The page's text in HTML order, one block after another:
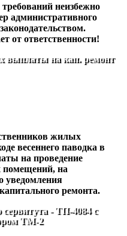
неизбежно
административного
от ответственности!
выплаты на кап. ремонт
жилых
весеннего паводка в
на проведение
помещений, на
уведомления
ремонта.
сервитута - ТП-4084 с
ТМ-2